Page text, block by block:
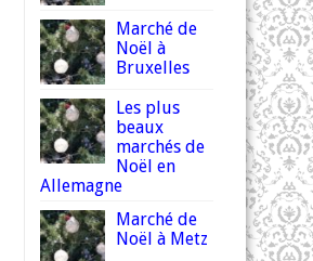
Marché de
Noël à
Bruxelles
Les plus
beaux
marchés de
Noël en
Allemagne
Marché de
Noël à Metz